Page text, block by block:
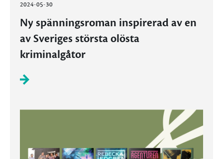
2024-05-30
Ny spänningsroman inspirerad av en
av Sveriges största olösta
kriminalgåtor